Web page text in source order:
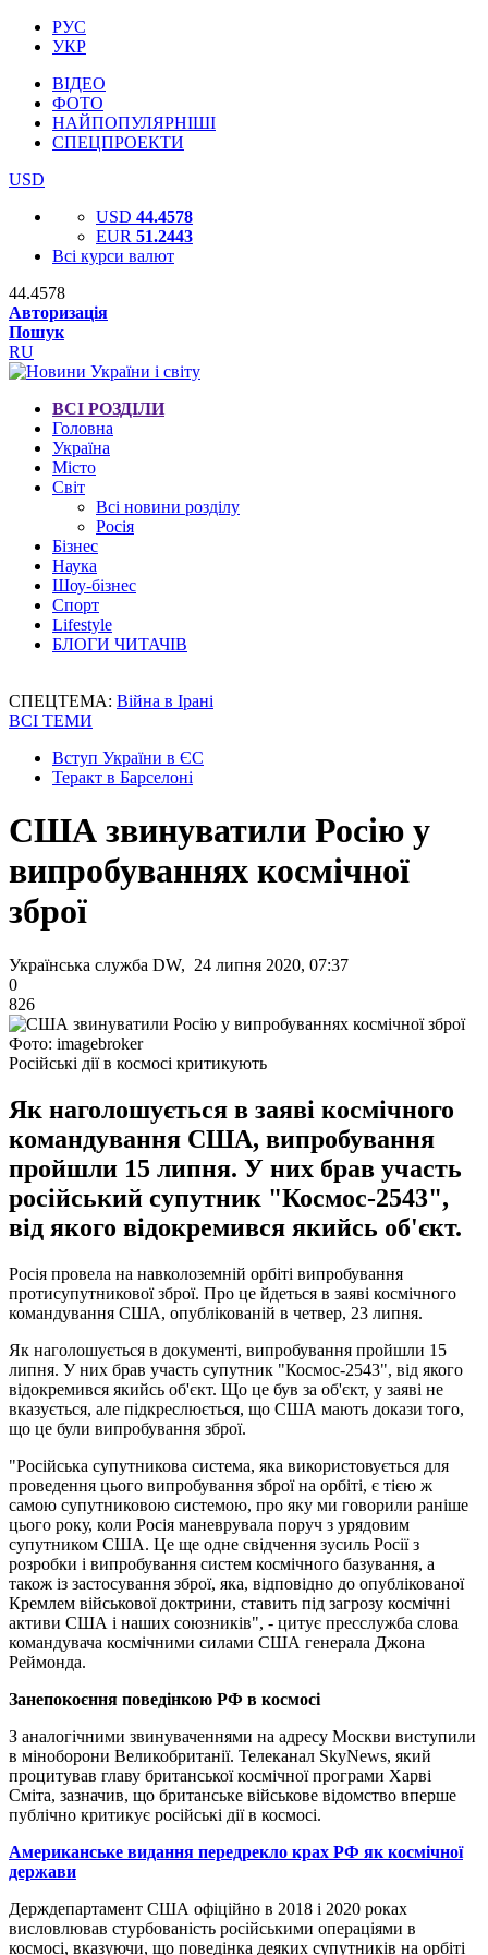
РУС
УКР
ВІДЕО
ФОТО
НАЙПОПУЛЯРНІШІ
СПЕЦПРОЕКТИ
USD
USD 44.4578
EUR 51.2443
Всі курси валют
44.4578
Авторизація
Пошук
RU
ВСІ РОЗДІЛИ
Головна
Україна
Місто
Світ
Всі новини розділу
Росія
Бізнес
Наука
Шоу-бізнес
Спорт
Lifestyle
БЛОГИ ЧИТАЧІВ
СПЕЦТЕМА: Війна в Ірані
ВСІ ТЕМИ
Вступ України в ЄС
Теракт в Барселоні
США звинуватили Росію у
випробуваннях космічної
зброї
Українська служба DW, 24 липня 2020, 07:37
0
826
Фото: imagebroker
Російські дії в космосі критикують
Як наголошується в заяві космічного
командування США, випробування
пройшли 15 липня. У них брав участь
російський супутник "Космос-2543",
від якого відокремився якийсь об'єкт.
Росія провела на навколоземній орбіті випробування
протисупутникової зброї. Про це йдеться в заяві космічного
командування США, опублікованій в четвер, 23 липня.
Як наголошується в документі, випробування пройшли 15
липня. У них брав участь супутник "Космос-2543", від якого
відокремився якийсь об'єкт. Що це був за об'єкт, у заяві не
вказується, але підкреслюється, що США мають докази того,
що це були випробування зброї.
"Російська супутникова система, яка використовується для
проведення цього випробування зброї на орбіті, є тією ж
самою супутниковою системою, про яку ми говорили раніше
цього року, коли Росія маневрувала поруч з урядовим
супутником США. Це ще одне свідчення зусиль Росії з
розробки і випробування систем космічного базування, а
також із застосування зброї, яка, відповідно до опублікованої
Кремлем військової доктрини, ставить під загрозу космічні
активи США і наших союзників", - цитує пресслужба слова
командувача космічними силами США генерала Джона
Реймонда.
Занепокоєння поведінкою РФ в космосі
З аналогічними звинуваченнями на адресу Москви виступили
в міноборони Великобританії. Телеканал SkyNews, який
процитував главу британської космічної програми Харві
Сміта, зазначив, що британське військове відомство вперше
публічно критикує російські дії в космосі.
Американське видання передрекло крах РФ як космічної
держави
Держдепартамент США офіційно в 2018 і 2020 роках
висловлював стурбованість російськими операціями в
космосі, вказуючи, що поведінка деяких супутників на орбіті